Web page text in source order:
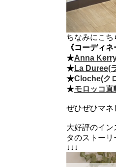
ちなみにこ
《コーディネ
★Anna
★La Duree(
★Cloche(ク
★モロッコ直
ぜひぜひマネ
大好評のイ
タのストーリ
↓↓↓